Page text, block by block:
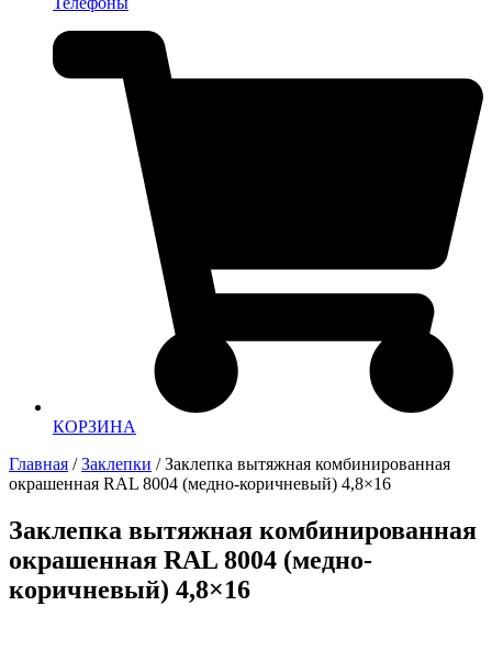
КОРЗИНА
Главная /Заклепки / Заклепка вытяжная комбинированная
окрашенная RAL 8004 (медно-коричневый) 4,8×16
Заклепка вытяжная комбинированная
окрашенная RAL 8004 (медно-
коричневый) 4,8×16